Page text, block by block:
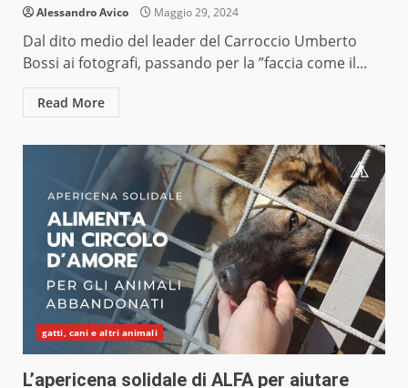
Alessandro Avico Maggio 29, 2024
Dal dito medio del leader del Carroccio Umberto
Bossi ai fotografi, passando per la ”faccia come il...
Read More
gatti, cani e altri animali
L’apericena solidale di ALFA per aiutare